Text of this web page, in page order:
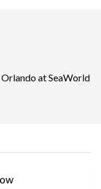
at SeaWorld